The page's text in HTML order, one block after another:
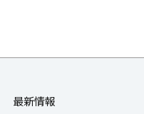
最新情報